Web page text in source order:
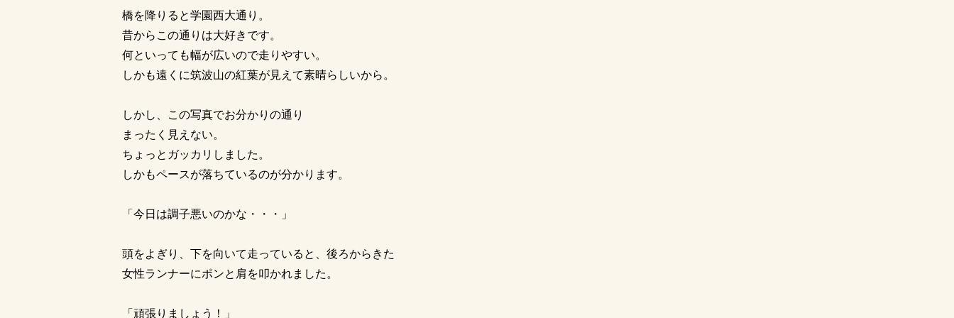
橋を降りると学園西大通り。
昔からこの通りは大好きです。
何といっても幅が広いので走りやすい。
しかも遠くに筑波山の紅葉が見えて素晴らしいから。
しかし、この写真でお分かりの通り
まったく見えない。
ちょっとガッカリしました。
しかもペースが落ちているのが分かります。
「今日は調子悪いのかな・・・」
頭をよぎり、下を向いて走っていると、後ろからきた
女性ランナーにポンと肩を叩かれました。
「頑張りましょう！」